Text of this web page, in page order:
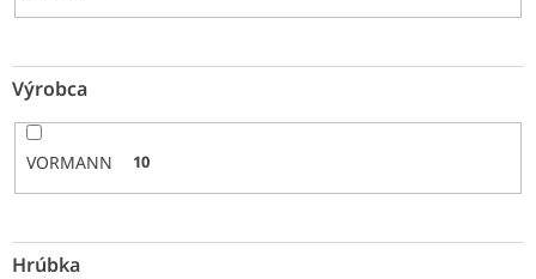
Výrobca
VORMANN 10
Hrúbka